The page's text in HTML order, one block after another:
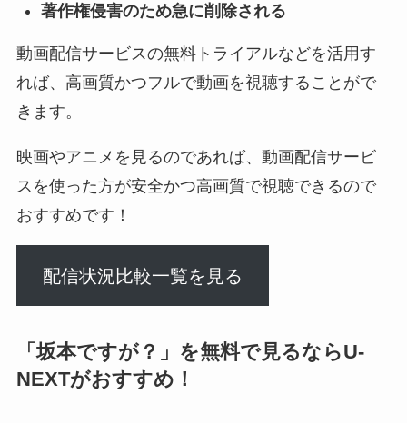
著作権侵害のため急に削除される
動画配信サービスの無料トライアルなどを活用す
れば、高画質かつフルで動画を視聴することがで
きます。
映画やアニメを見るのであれば、動画配信サービ
スを使った方が安全かつ高画質で視聴できるので
おすすめです！
配信状況比較一覧を見る
「坂本ですが？」を無料で見るならU-
NEXTがおすすめ！